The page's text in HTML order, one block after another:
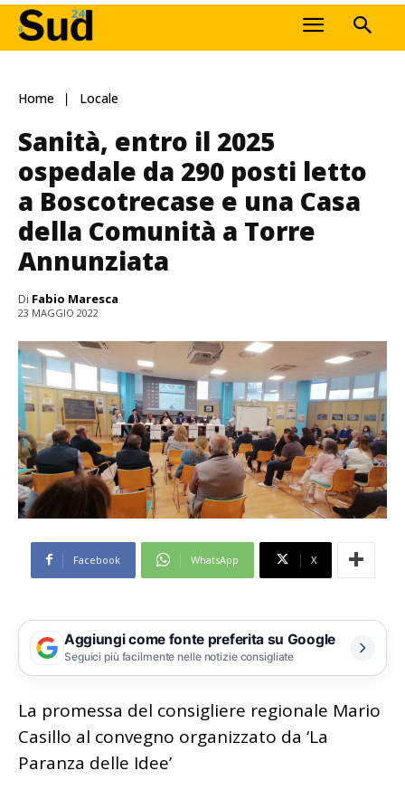
Home Locale
Sanità, entro il 2025
ospedale da 290 posti letto
a Boscotrecase e una Casa
della Comunità a Torre
Annunziata
Di Fabio Maresca
23 MAGGIO 2022
Facebook WhatsApp X
Aggiungi come fonte preferita su Google
Seguici più facilmente nelle notizie consigliate
La promessa del consigliere regionale Mario
Casillo al convegno organizzato da ‘La
Paranza delle Idee’